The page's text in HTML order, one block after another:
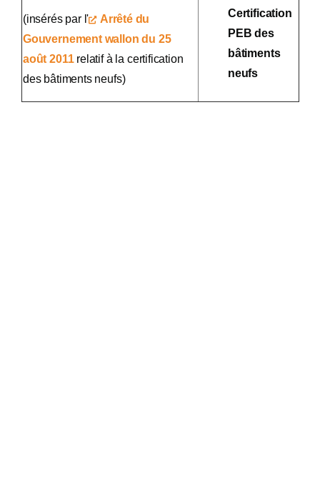
(insérés par l'
Arrêté du
Gouvernement wallon du 25
août 2011relatif à la certification
des bâtiments neufs)
Certification
PEB des
bâtiments
neufs